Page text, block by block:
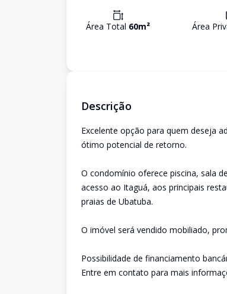
Área Total 60m² Área
Descrição
Excelente opção para quem deseja
ótimo potencial de retorno.
O condomínio oferece piscina, sala
acesso ao Itaguá, aos principais
praias de Ubatuba.
O imóvel será vendido mobiliado,
Possibilidade de financiamento
Entre em contato para mais